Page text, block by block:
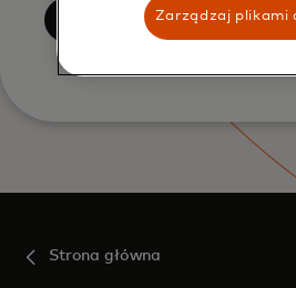
Strona główna
Zarządzaj plikami